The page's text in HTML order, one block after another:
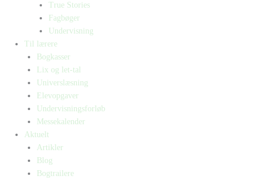
True Stories
Fagbøger
Undervisning
Til lærere
Bogkasser
Lix og let-tal
Universlæsning
Elevopgaver
Undervisningsforløb
Messekalender
Aktuelt
Artikler
Blog
Bogtrailere